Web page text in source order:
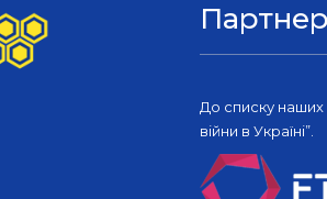
До списку
війни в Україні”.